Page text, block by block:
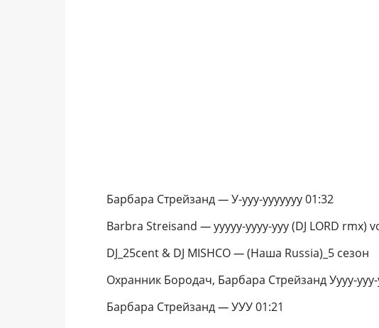
Барбара Стрейзанд—У-ууу-ууууууу 01:32
Barbra Streisand —ууууу-уууу-ууу (DJ LORD rmx)
DJ_25cent & DJ MISHCO—(Наша Russia)_5 сезон
Охранник Бородач, Барбара Стрейзанд Уууу-ууу-
Барбара Стрейзанд—УУУ 01:21